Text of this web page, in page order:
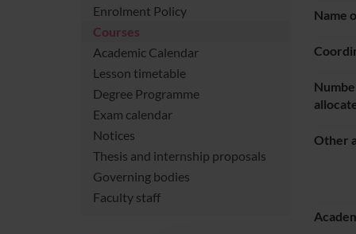
Enrolment Policy
Courses
Academic Calendar
Lesson timetable
Degree Programme
Exam calendar
Notices
Thesis and internship proposals
Governing bodies
Faculty staff
Name
Other